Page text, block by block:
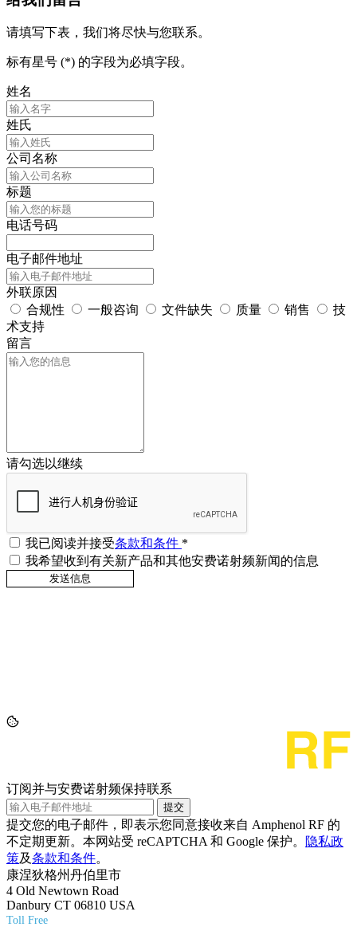
请填写下表，我们将尽快与您联系。
标有星号 (*) 的字段为必填字段。
姓名
姓氏
公司名称
标题
电话号码
电子邮件地址
外联原因
合规性
一般咨询 文件缺失 质量 销售
技
术支持
留言
请勾选以继续
我已阅读并接受条款和条件 *
我希望收到有关新产品和其他安费诺射频新闻的信息
订阅并与安费诺射频保持联系
提交
提交您的电子邮件，即表示您同意接收来自 Amphenol RF 的
不定期更新。本网站受 reCAPTCHA 和 Google 保护。
隐私政
策及条款和条件。
康涅狄格州丹伯里市
4 Old Newtown Road
Danbury CT 06810 USA
Toll Free